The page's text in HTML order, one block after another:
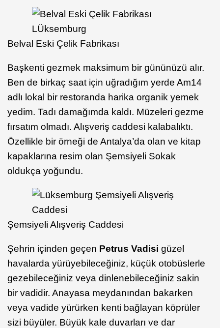
Belval Eski Çelik Fabrikası
Başkenti gezmek maksimum bir gününüzü alır.
Ben de birkaç saat için uğradığım yerde Am14
adlı lokal bir restoranda harika organik yemek
yedim. Tadı damağımda kaldı. Müzeleri gezme
fırsatım olmadı. Alışveriş caddesi kalabalıktı.
Özellikle bir örneği de Antalya’da olan ve kitap
kapaklarına resim olan Şemsiyeli Sokak
oldukça yoğundu.
Şemsiyeli Alışveriş Caddesi
Şehrin içinden geçen Petrus Vadisi güzel
havalarda yürüyebileceğiniz, küçük otobüslerle
gezebileceğiniz veya dinlenebileceğiniz sakin
bir vadidir. Anayasa meydanından bakarken
veya vadide yürürken kenti bağlayan köprüler
sizi büyüler. Büyük kale duvarları ve dar